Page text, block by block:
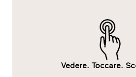
Vedere. Toccare.